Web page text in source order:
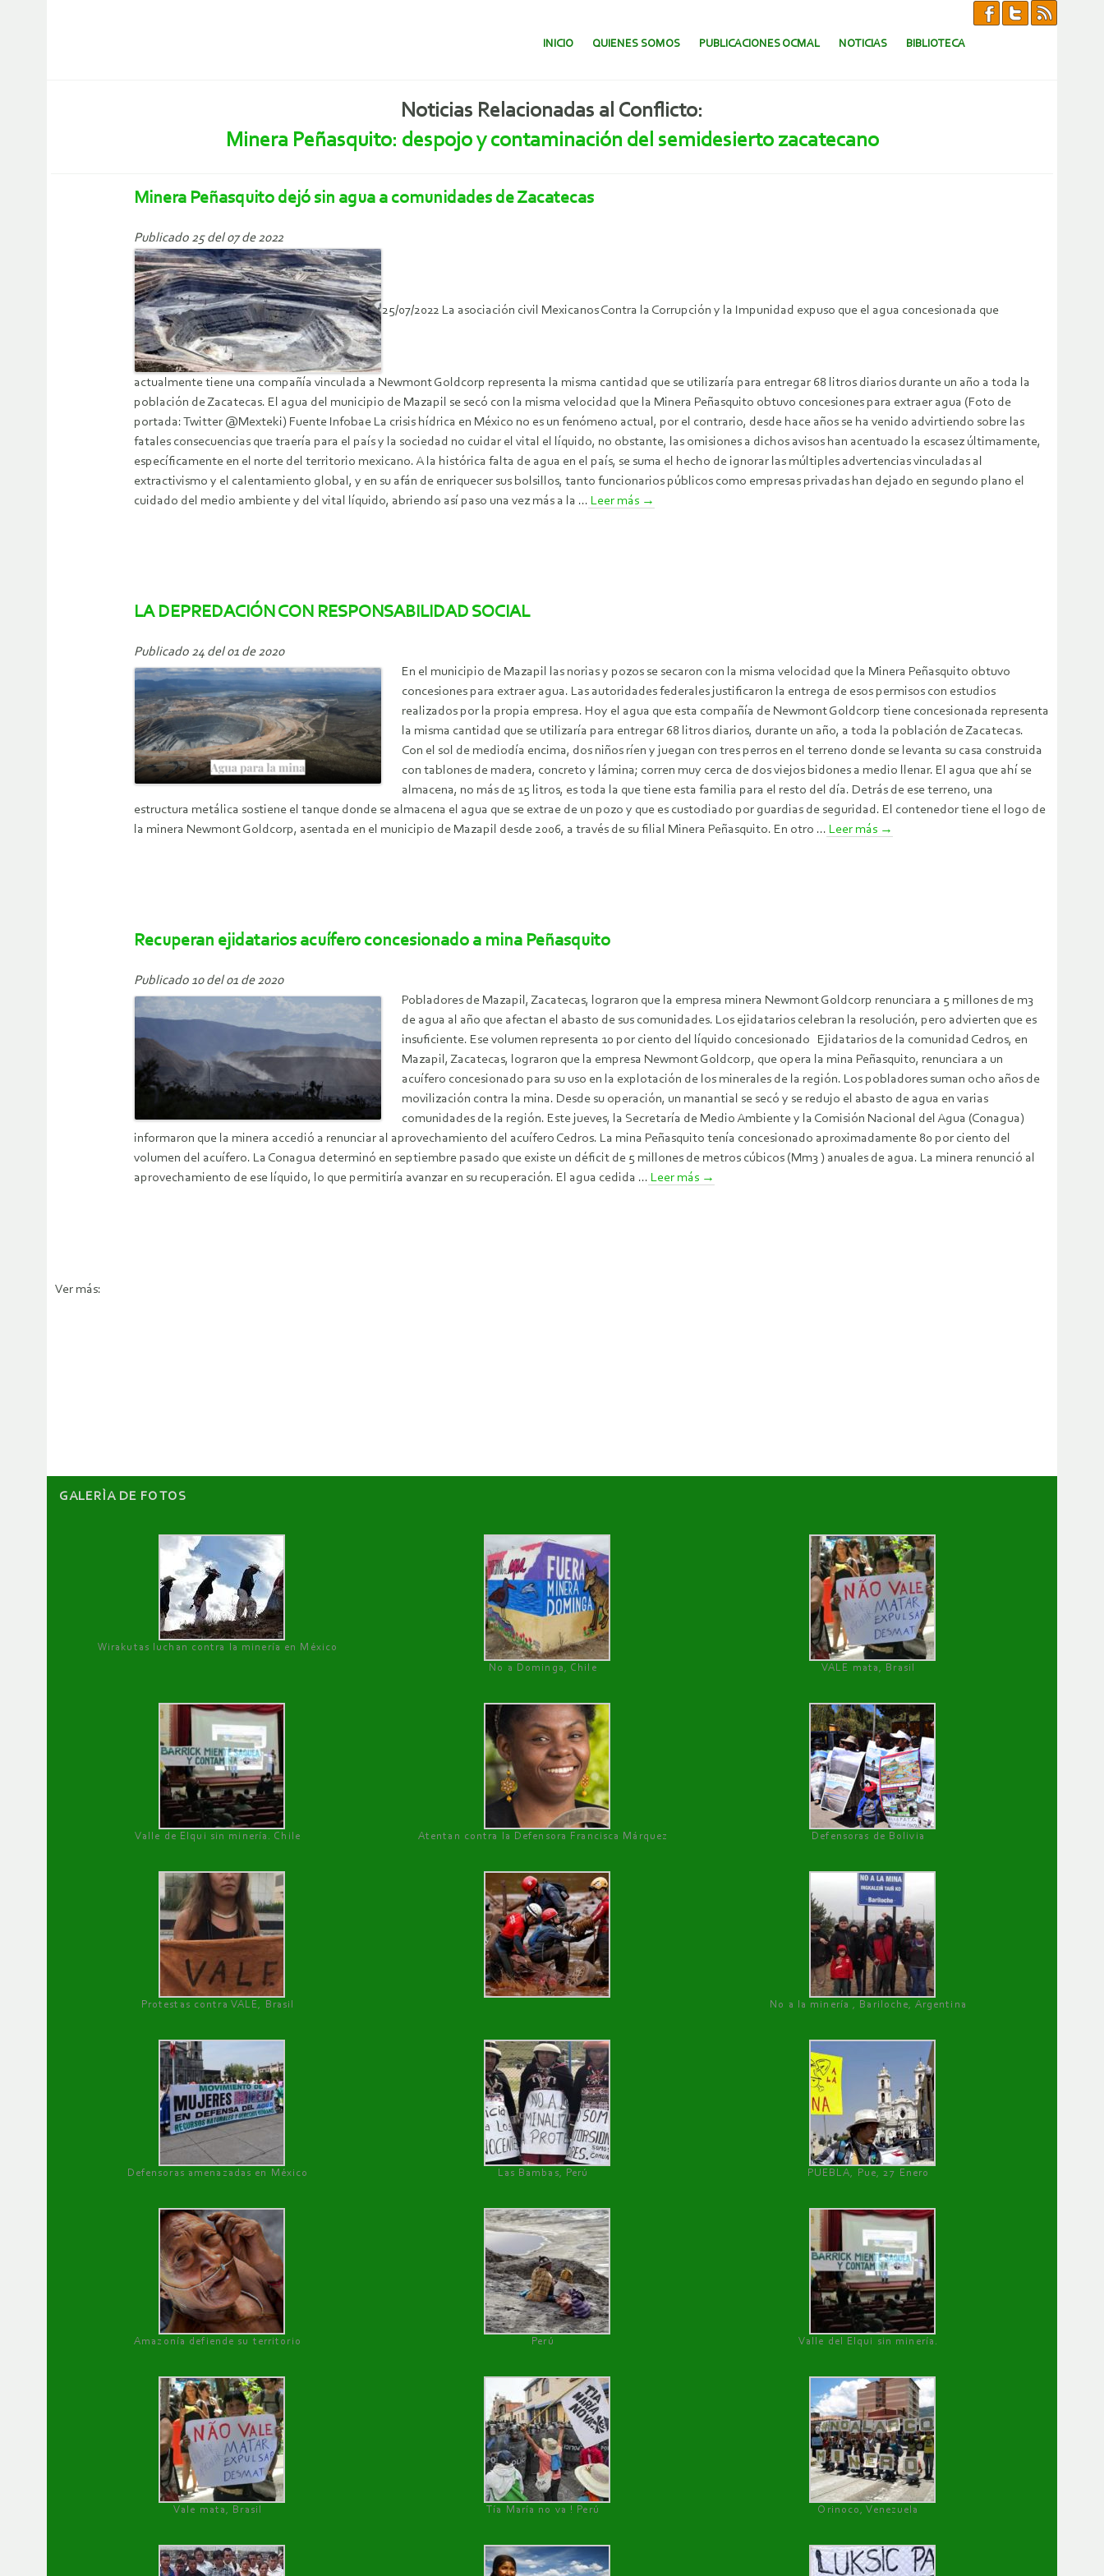
SALTAR AL CONTENIDO.
INICIO QUIENES SOMOS PUBLICACIONES OCMAL NOTICIAS BIBLIOTECA
Noticias Relacionadas al Conflicto:
Minera Peñasquito: despojo y contaminación del semidesierto zacatecano
Minera Peñasquito dejó sin agua a comunidades de Zacatecas
Publicado 25 del 07 de 2022
25/07/2022 La asociación civil Mexicanos Contra la Corrupción y la Impunidad expuso que el agua concesionada que
actualmente tiene una compañía vinculada a Newmont Goldcorp representa la misma cantidad que se utilizaría para entregar 68 litros diarios durante un año a toda la
población de Zacatecas. El agua del municipio de Mazapil se secó con la misma velocidad que la Minera Peñasquito obtuvo concesiones para extraer agua (Foto de
portada: Twitter @Mexteki) Fuente Infobae La crisis hídrica en México no es un fenómeno actual, por el contrario, desde hace años se ha venido advirtiendo sobre las
fatales consecuencias que traería para el país y la sociedad no cuidar el vital el líquido, no obstante, las omisiones a dichos avisos han acentuado la escasez últimamente,
específicamente en el norte del territorio mexicano. A la histórica falta de agua en el país, se suma el hecho de ignorar las múltiples advertencias vinculadas al
extractivismo y el calentamiento global, y en su afán de enriquecer sus bolsillos, tanto funcionarios públicos como empresas privadas han dejado en segundo plano el
cuidado del medio ambiente y del vital líquido, abriendo así paso una vez más a la ... Leer más →
LA DEPREDACIÓN CON RESPONSABILIDAD SOCIAL
Publicado 24 del 01 de 2020
En el municipio de Mazapil las norias y pozos se secaron con la misma velocidad que la Minera Peñasquito obtuvo
concesiones para extraer agua. Las autoridades federales justificaron la entrega de esos permisos con estudios
realizados por la propia empresa. Hoy el agua que esta compañía de Newmont Goldcorp tiene concesionada representa
la misma cantidad que se utilizaría para entregar 68 litros diarios, durante un año, a toda la población de Zacatecas.
Con el sol de mediodía encima, dos niños ríen y juegan con tres perros en el terreno donde se levanta su casa construida
con tablones de madera, concreto y lámina; corren muy cerca de dos viejos bidones a medio llenar. El agua que ahí se
almacena, no más de 15 litros, es toda la que tiene esta familia para el resto del día. Detrás de ese terreno, una
estructura metálica sostiene el tanque donde se almacena el agua que se extrae de un pozo y que es custodiado por guardias de seguridad. El contenedor tiene el logo de
la minera Newmont Goldcorp, asentada en el municipio de Mazapil desde 2006, a través de su filial Minera Peñasquito. En otro ... Leer más →
Recuperan ejidatarios acuífero concesionado a mina Peñasquito
Publicado 10 del 01 de 2020
Pobladores de Mazapil, Zacatecas, lograron que la empresa minera Newmont Goldcorp renunciara a 5 millones de m3
de agua al año que afectan el abasto de sus comunidades. Los ejidatarios celebran la resolución, pero advierten que es
insuficiente. Ese volumen representa 10 por ciento del líquido concesionado Ejidatarios de la comunidad Cedros, en
Mazapil, Zacatecas, lograron que la empresa Newmont Goldcorp, que opera la mina Peñasquito, renunciara a un
acuífero concesionado para su uso en la explotación de los minerales de la región. Los pobladores suman ocho años de
movilización contra la mina. Desde su operación, un manantial se secó y se redujo el abasto de agua en varias
comunidades de la región. Este jueves, la Secretaría de Medio Ambiente y la Comisión Nacional del Agua (Conagua)
informaron que la minera accedió a renunciar al aprovechamiento del acuífero Cedros. La mina Peñasquito tenía concesionado aproximadamente 80 por ciento del
volumen del acuífero. La Conagua determinó en septiembre pasado que existe un déficit de 5 millones de metros cúbicos (Mm3 ) anuales de agua. La minera renunció al
aprovechamiento de ese líquido, lo que permitiría avanzar en su recuperación. El agua cedida ... Leer más →
Ver más:
GALERÌA DE FOTOS
Wirakutas luchan contra la minería en México
No a Dominga, Chile
VALE mata, Brasil
Valle de Elqui sin minería. Chile Atentan contra la Defensora Francisca Márquez Defensoras de Bolivia
Protestas contra VALE, Brasil No a la minería , Bariloche, Argentina
Defensoras amenazadas en México Las Bambas, Perú PUEBLA, Pue, 27 Enero
Amazonía defiende su territorio Perú Valle del Elqui sin minería.
Vale mata, Brasil Tía María no va ! Perú Orinoco, Venezuela